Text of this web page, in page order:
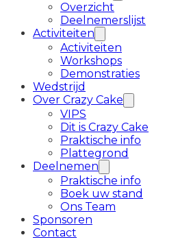
Overzicht
Deelnemerslijst
Activiteiten
Activiteiten
Workshops
Demonstraties
Wedstrijd
Over Crazy Cake
VIPS
Dit is Crazy Cake
Praktische info
Plattegrond
Deelnemen
Praktische info
Boek uw stand
Ons Team
Sponsoren
Contact